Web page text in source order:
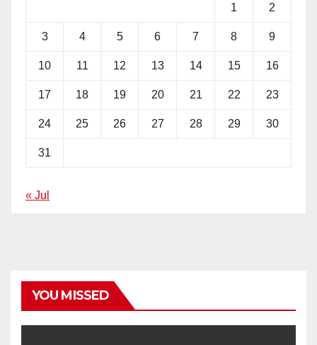
1 2
3 4 5 6 7 8 9
10 11 12 13 14 15 16
17 18 19 20 21 22 23
24 25 26 27 28 29 30
31
« Jul
YOU MISSED